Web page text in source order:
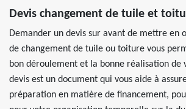
Devis changement de tuile et
Demander un devis sur avant de mettre
de changement de tuile ou toiture vous
bon déroulement et la bonne réalisation de
devis est un document qui vous aide à
préparation en matière de financement,